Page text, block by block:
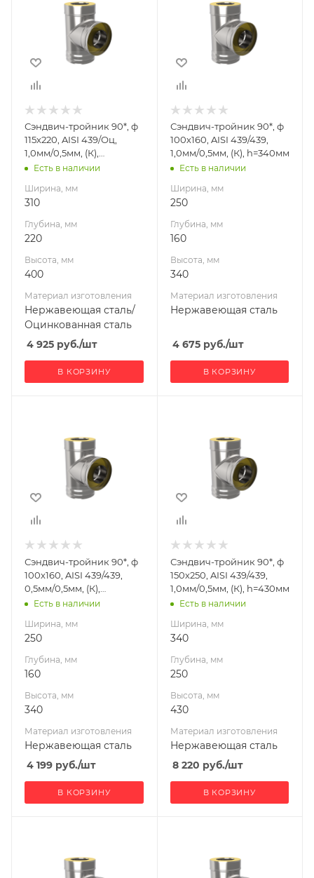
Глубина, мм
400
Материал
Нержавеющая
сталь/
Оцинкованная
сталь
УМК
Сэндвич-тройник 90*, ф
115х220, AISI 439/Оц,
1,0мм/0,5мм, (К),
h=400мм
Есть в наличии
Ширина, мм
310
Глубина, мм
220
Высота, мм
400
Материал изготовления
Нержавеющая сталь/
Оцинкованная сталь
4 925 руб./шт
В КОРЗИНУ
Глубина, мм
340
Материал
Нержавеющая
сталь
Производитель
УМК
Сэндвич-тройник 90*, ф
100х160, AISI 439/439,
1,0мм/0,5мм, (К), h=340мм
Есть в наличии
Ширина, мм
250
Глубина, мм
160
Высота, мм
340
Материал изготовления
Нержавеющая сталь
4 675руб./шт
В КОРЗИНУ
Глубина, мм
Высота, мм
340
Материал
Нержавеющая
сталь
Производитель
УМК
Сэндвич-тройник 90*, ф
100х160, AISI 439/439,
0,5мм/0,5мм, (К),
h=340мм
Есть в наличии
Ширина, мм
250
Глубина, мм
160
Высота, мм
340
Материал изготовления
Нержавеющая сталь
4 199 руб./шт
В КОРЗИНУ
Глубина, мм
Высота, мм
430
Материал
Нержавеющая
сталь
Производитель
УМК
Сэндвич-тройник 90*, ф
150х250, AISI 439/439,
1,0мм/0,5мм, (К), h=430мм
Есть в наличии
Ширина, мм
340
Глубина, мм
250
Высота, мм
430
Материал изготовления
Нержавеющая сталь
8 220 руб./шт
В КОРЗИНУ
Глубина, мм Глубина, мм